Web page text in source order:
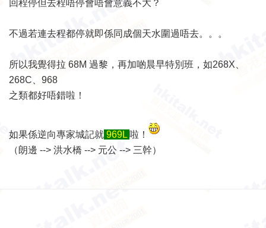
回程停但去程唔停會唔會意義不大？
不過若連去程都停就即係同成個天水圍過唔去。。。
所以我覺得拉 68M 過黎，再加啲晨早特別班，如268X、
268C、968
之類都好唔錯啦！
如果係逆向專家城記就 969L 啦！
（朗邊 --> 洪水橋 --> 元公 --> 三幹）